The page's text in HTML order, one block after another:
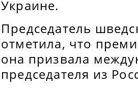
Украине.
Председатель
отметила, что
она призвала
председателя из